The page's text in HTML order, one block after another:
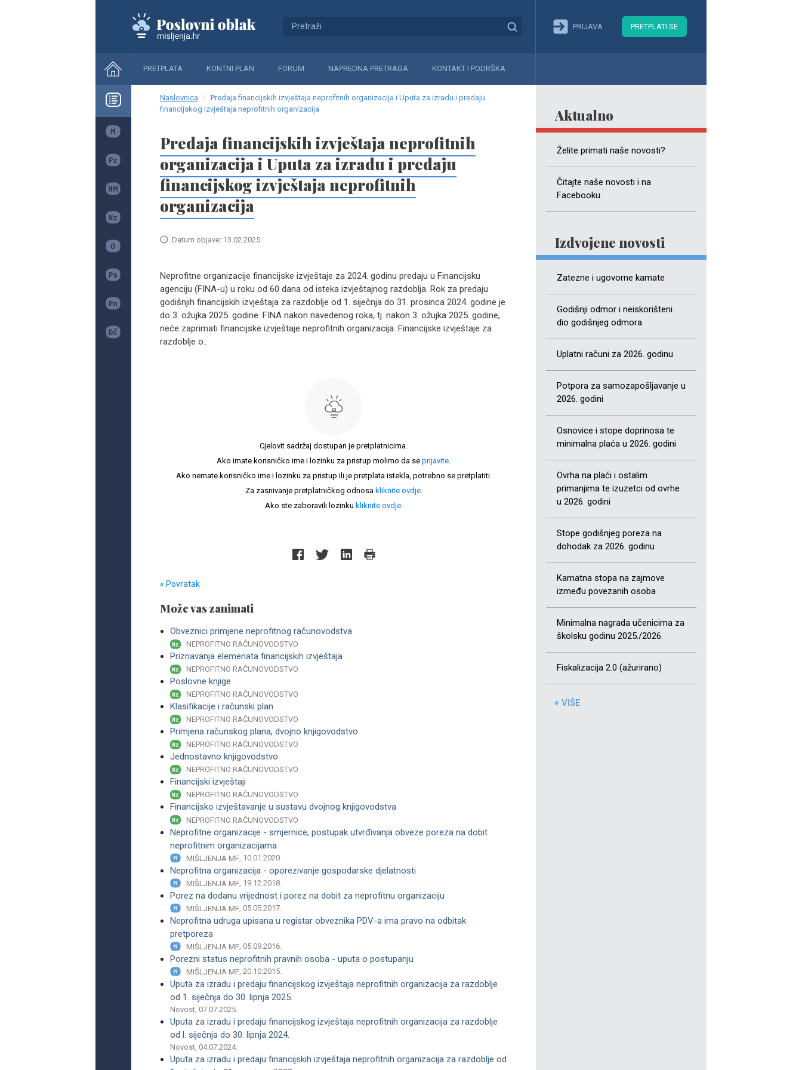
PRIJAVA PRETPLATI SE
PRETPLATA KONTNI PLAN FORUM NAPREDNA PRETRAGA KONTAKT I PODRŠKA
Aktualno
Želite primati naše novosti?
Čitajte naše novosti i na
Facebooku
Izdvojene novosti
Zatezne i ugovorne kamate
Godišnji odmor i neiskorišteni
dio godišnjeg odmora
Uplatni računi za 2026. godinu
Potpora za samozapošljavanje u
2026. godini
Osnovice i stope doprinosa te
minimalna plaća u 2026. godini
Ovrha na plaći i ostalim
primanjima te izuzetci od ovrhe
u 2026. godini
Stope godišnjeg poreza na
dohodak za 2026. godinu
Kamatna stopa na zajmove
između povezanih osoba
Minimalna nagrada učenicima za
školsku godinu 2025./2026.
Fiskalizacija 2.0 (ažurirano)
+ VIŠE
Naslovnica
Predaja financijskih izvještaja neprofitnih organizacija i Uputa za izradu i predaju
financijskog izvještaja neprofitnih organizacija
Predaja financijskih izvještaja neprofitnih
organizacija i Uputa za izradu i predaju
financijskog izvještaja neprofitnih
organizacija
Datum objave: 13.02.2025.
Neprofitne organizacije financijske izvještaje za 2024. godinu predaju u Financijsku
agenciju (FINA-u) u roku od 60 dana od isteka izvještajnog razdoblja. Rok za predaju
godišnjih financijskih izvještaja za razdoblje od 1. siječnja do 31. prosinca 2024. godine je
do 3. ožujka 2025. godine. FINA nakon navedenog roka, tj. nakon 3. ožujka 2025. godine,
neće zaprimati financijske izvještaje neprofitnih organizacija. Financijske izvještaje za
razdoblje o..
Cjelovit sadržaj dostupan je pretplatnicima.
Ako imate korisničko ime i lozinku za pristup molimo da se prijavite.
Ako nemate korisničko ime i lozinku za pristup ili je pretplata istekla, potrebno se pretplatiti.
Za zasnivanje pretplatničkog odnosa kliknite ovdje.
Ako ste zaboravili lozinku kliknite ovdje.
« Povratak
Može vas zanimati
Obveznici primjene neprofitnog računovodstva
NEPROFITNO RAČUNOVODSTVO
Priznavanja elemenata financijskih izvještaja
NEPROFITNO RAČUNOVODSTVO
Poslovne knjige
NEPROFITNO RAČUNOVODSTVO
Klasifikacije i računski plan
NEPROFITNO RAČUNOVODSTVO
Primjena računskog plana, dvojno knjigovodstvo
NEPROFITNO RAČUNOVODSTVO
Jednostavno knjigovodstvo
NEPROFITNO RAČUNOVODSTVO
Financijski izvještaji
NEPROFITNO RAČUNOVODSTVO
Financijsko izvještavanje u sustavu dvojnog knjigovodstva
NEPROFITNO RAČUNOVODSTVO
Neprofitne organizacije - smjernice; postupak utvrđivanja obveze poreza na dobit
neprofitnim organizacijama
MIŠLJENJA MF , 10.01.2020.
Neprofitna organizacija - oporezivanje gospodarske djelatnosti
MIŠLJENJA MF , 19.12.2018.
Porez na dodanu vrijednost i porez na dobit za neprofitnu organizaciju
MIŠLJENJA MF , 05.05.2017.
Neprofitna udruga upisana u registar obveznika PDV-a ima pravo na odbitak
pretporeza
MIŠLJENJA MF , 05.09.2016.
Porezni status neprofitnih pravnih osoba - uputa o postupanju
MIŠLJENJA MF , 20.10.2015.
Uputa za izradu i predaju financijskog izvještaja neprofitnih organizacija za razdoblje
od 1. siječnja do 30. lipnja 2025.
Novost, 07.07.2025.
Uputa za izradu i predaju financijskog izvještaja neprofitnih organizacija za razdoblje
od l. siječnja do 30. lipnja 2024.
Novost, 04.07.2024.
Uputa za izradu i predaju financijskih izvještaja neprofitnih organizacija za razdoblje od